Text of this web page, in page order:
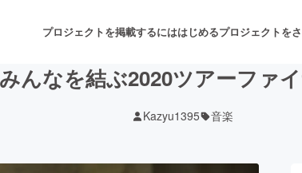
プロジェクトを掲載するにははじめるプロジェクトを
んなを結ぶ2020ツアーファ
Kazyu1395 音楽